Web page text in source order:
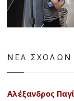
ΝΕΑ ΣΧΟΛΩΝ
Αλέξανδρος